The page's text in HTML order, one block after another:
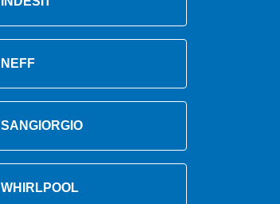
NEFF
SANGIORGIO
WHIRLPOOL